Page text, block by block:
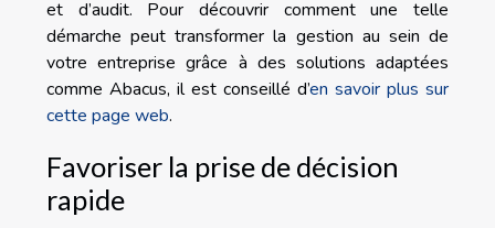
et d’audit. Pour découvrir comment une telle
démarche peut transformer la gestion au sein de
votre entreprise grâce à des solutions adaptées
comme Abacus, il est conseillé d’en savoir plus sur
cette page web.
Favoriser la prise de décision
rapide